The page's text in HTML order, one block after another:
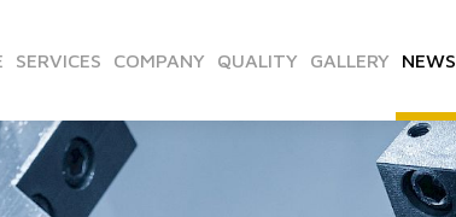
SERVICES COMPANY QUALITY GALLERY NEWS